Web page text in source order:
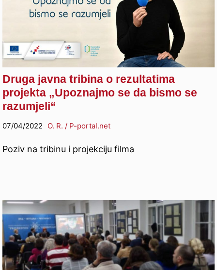
Druga javna tribina o rezultatima
projekta „Upoznajmo se da bismo se
razumjeli“
07/04/2022 O. R. / P-portal.net
Poziv na tribinu i projekciju filma